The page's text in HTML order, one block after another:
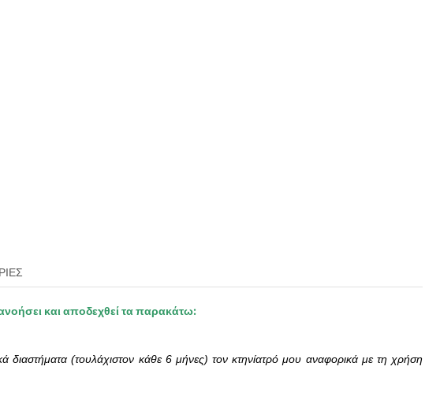
και αποδεχθεί τα παρακάτω:
διαστήματα (τουλάχιστον κάθε 6 μήνες) τον κτηνίατρό μου αναφορικά με τη χρήση